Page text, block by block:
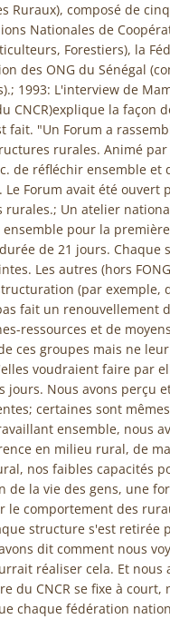
Ruraux), composé de
Nationales de
Forestiers), la
des ONG du Sénégal
1993: L'interview de
CNCR)explique la façon
"Un Forum a
rurales. Animé par
de réfléchir ensemble et
Forum avait été ouvert
Un atelier
pour la
de 21 jours. Chaque
Les autres (hors
(par exemple,
fait un renouvellement
ressources et de
ces groupes mais ne
voudraient faire par
jours. Nous avons perçu
certaines sont
ensemble, nous
en milieu rural, de
nos faibles capacités
la vie des gens, une
comportement des
structure s'est retirée
dit comment nous
réaliser cela. Et nous
du CNCR se fixe à court,
chaque fédération